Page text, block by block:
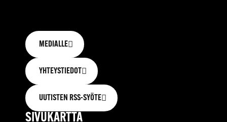
MEDIALLE
YHTEYSTIEDOT
UUTISTEN RSS-SYÖTE
SIVUKARTTA